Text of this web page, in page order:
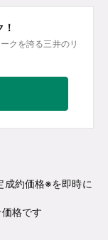
クを誇る三井のリ
成約価格※を即時に
格です